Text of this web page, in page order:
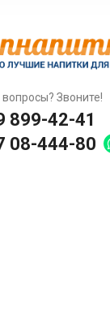
вопросы? Звоните!
899-42-41
08-444-80